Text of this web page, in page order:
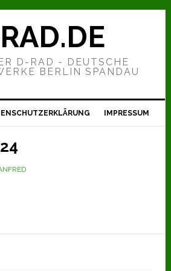
D-RAD - DEUTSCHE
BERLIN SPANDAU
IMPRESSUM